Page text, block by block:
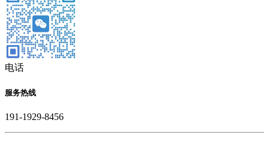
电话
服务热线
191-1929-8456